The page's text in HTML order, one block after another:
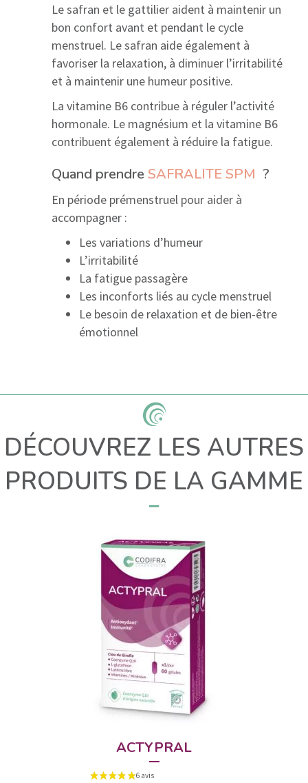
Le safran et le gattilier aident à maintenir un
bon confort avant et pendant le cycle
menstruel. Le safran aide également à
favoriser la relaxation, à diminuer l’irritabilité
et à maintenir une humeur positive.
La vitamine B6 contribue à réguler l’activité
hormonale. Le magnésium et la vitamine B6
contribuent également à réduire la fatigue.
Quand prendre SAFRALITE SPM ?
En période prémenstruel pour aider à
accompagner :
Les variations d’humeur
L’irritabilité
La fatigue passagère
Les inconforts liés au cycle menstruel
Le besoin de relaxation et de bien-être
émotionnel
DÉCOUVREZ LES AUTRES
PRODUITS DE LA GAMME
ACTYPRAL